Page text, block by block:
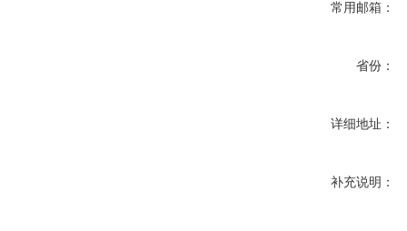
常用邮箱：
省份：
详细地址：
补充说明：